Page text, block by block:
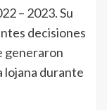
– 2023. Su
decisiones
generaron
lojana durante